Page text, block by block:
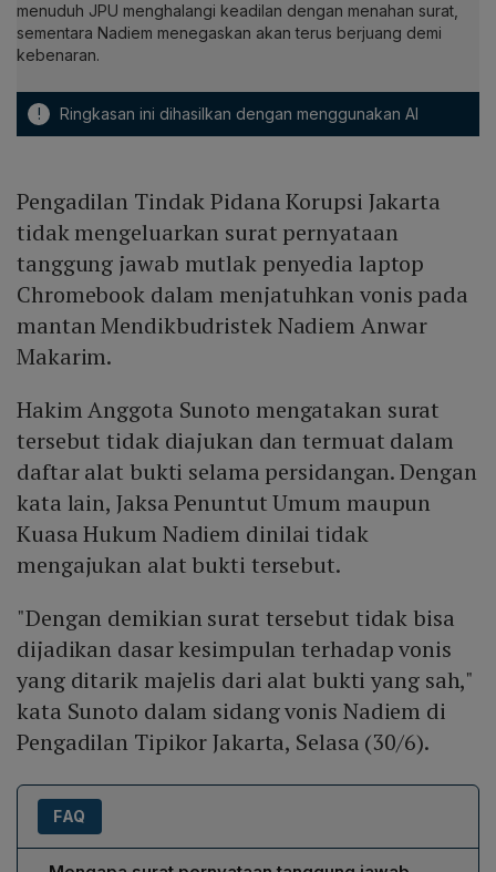
menuduh JPU menghalangi keadilan dengan menahan surat,
sementara Nadiem menegaskan akan terus berjuang demi
kebenaran.
! Ringkasan ini dihasilkan dengan menggunakan AI
Pengadilan Tindak Pidana Korupsi Jakarta
tidak mengeluarkan surat pernyataan
tanggung jawab mutlak penyedia laptop
Chromebook dalam menjatuhkan vonis pada
mantan Mendikbudristek Nadiem Anwar
Makarim.
Hakim Anggota Sunoto mengatakan surat
tersebut tidak diajukan dan termuat dalam
daftar alat bukti selama persidangan. Dengan
kata lain, Jaksa Penuntut Umum maupun
Kuasa Hukum Nadiem dinilai tidak
mengajukan alat bukti tersebut.
"Dengan demikian surat tersebut tidak bisa
dijadikan dasar kesimpulan terhadap vonis
yang ditarik majelis dari alat bukti yang sah,"
kata Sunoto dalam sidang vonis Nadiem di
Pengadilan Tipikor Jakarta, Selasa (30/6).
FAQ